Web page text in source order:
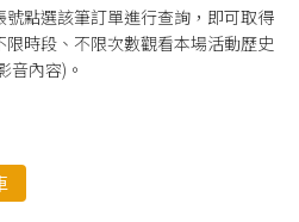
點選該筆訂單進行查詢，即可取得
時段、不限次數觀看本場活動歷史
音內容)。